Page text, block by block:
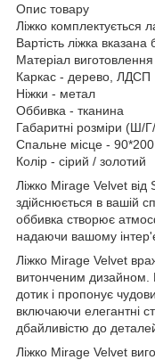
Опис товару
Ліжко комплектується
Вартість ліжка вказана
Матеріал виготовлення
Каркас - дерево, ЛДСП
Ніжки - метал
Оббивка - тканина
Габаритні розміри (Ш/
Спальне місце - 90*200
Колір - сірий / золотий
Ліжко Mirage Velvet
здійснюється в вашій
оббивка створює
надаючи вашому
Ліжко Mirage Velvet
витонченим дизайном.
дотик і пропонує
включаючи елегантні
дбайливістю до
Ліжко Mirage Velvet